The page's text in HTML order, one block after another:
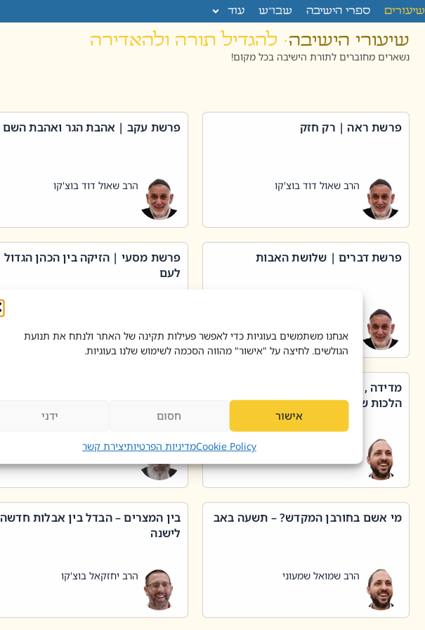
אנחנו משתמשים בעוגיות כדי לאפשר פעילות תקינה של האתר ולנתח את תנועת
הגולשים. לחיצה על "אישור" מהווה הסכמה לשימוש שלנו בעוגיות.
אישור חסום ידני
Cookie Policyמדיניות הפרטיותיצירת קשר
שיעורים ספרי הישיבה שבו”ש עוד
שיעורי הישיבה· להגדיל תורה ולהאדירה
נשארים מחוברים לתורת הישיבה בכל מקום!
פרשת ראה | רק חזק
הרב שאול דוד בוצ'קו
פרשת עקב | אהבת הגר ואהבת השם
הרב שאול דוד בוצ'קו
פרשת דברים | שלושת האבות
פרשת מסעי | הזיקה בין הכהן הגדול
לעם
מדידה , קניה , שטיפת כלים בשבת –
הלכות שבת – סימן שכג
הרב יאיר בידני
מי אשם בחורבן המקדש? – תשעה באב
הרב שמואל שמעוני
בין המצרים – הבדל בין אבלות חדשה
לישנה
הרב יחזקאל בוצ'קו